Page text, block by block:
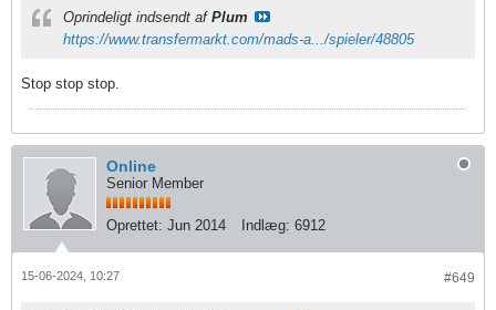
Oprindeligt indsendt af Plum
https://www.transfermarkt.com/mads-a.../spieler/48805
Stop stop stop.
Online
Senior Member
Oprettet: Jun 2014 Indlæg: 6912
#649
15-06-2024, 10:27